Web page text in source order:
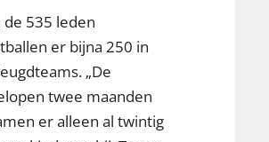
de 535 leden
er bijna 250 in
„De
twee maanden
er alleen al twintig